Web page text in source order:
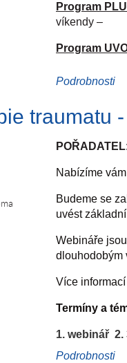
Program
víkendy –
Program
Cílem je
Kč), jeden
Podrobný
Podrobnosti
traumatu
POŘADATEL:
Nabízíme
Budeme se
uvést
Webináře
dlouhodobým
Více informací
Termíny a
1. webinář 2.
Vymezení
Podrobnosti